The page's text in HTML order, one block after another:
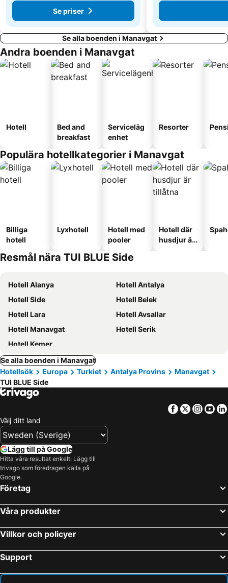
Se priser
Se alla boenden i Manavgat
Andra boenden i Manavgat
Hotell
Bed and
breakfast
Serviceläg
enhet
Resorter
Populära hotellkategorier i Manavgat
Billiga
hotell
Lyxhotell
Hotell med
pooler
Hotell där
husdjur är
Resmål nära TUI BLUE Side
Hotell Alanya
Hotell Antalya
Hotell Side
Hotell Belek
Hotell Lara
Hotell Avsallar
Hotell Manavgat
Hotell Serik
Hotell Kemer
Se alla boenden i Manavgat
Hotellsök
Europa Turkiet Antalya Provins
Manavgat
TUI BLUE Side
Facebook
Twitter
Välj ditt land
Lägg till på Google
Hitta våra resultat enkelt: Lägg till
trivago som föredragen källa på
Google.
Företag
Våra produkter
Villkor och policyer
Support